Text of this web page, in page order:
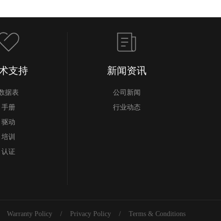
支持
据表
手册
驱动
培训
认证
新闻资讯
公司新闻
行业动态
Warranty Policy / Privacy Policy / Terms & Conditions